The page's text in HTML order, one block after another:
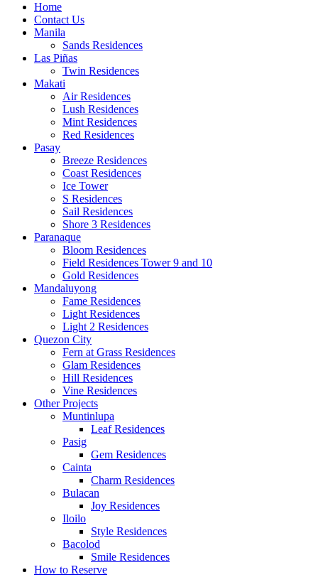
Home
Contact Us
Manila
Sands Residences
Las Piñas
Twin Residences
Makati
Air Residences
Lush Residences
Mint Residences
Red Residences
Pasay
Breeze Residences
Coast Residences
Ice Tower
S Residences
Sail Residences
Shore 3 Residences
Paranaque
Bloom Residences
Field Residences Tower 9 and 10
Gold Residences
Mandaluyong
Fame Residences
Light Residences
Light 2 Residences
Quezon City
Fern at Grass Residences
Glam Residences
Hill Residences
Vine Residences
Other Projects
Muntinlupa
Leaf Residences
Pasig
Gem Residences
Cainta
Charm Residences
Bulacan
Joy Residences
Iloilo
Style Residences
Bacolod
Smile Residences
How to Reserve